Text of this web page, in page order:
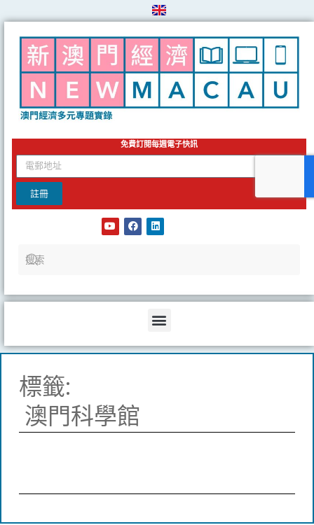
to
content
免費訂閱每週電子快訊
email
註冊
Y
o
F
a
L
i
Menu
標籤:
澳門科學館